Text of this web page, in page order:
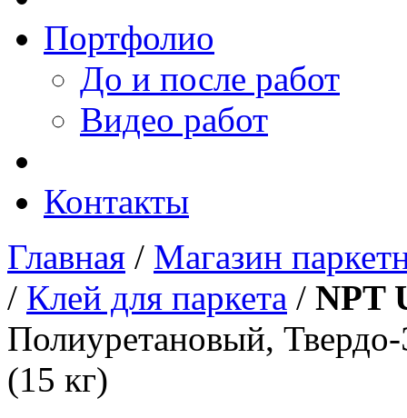
Портфолио
До и после работ
Видео работ
Контакты
Главная / Магазин
/ Клей для паркета / NPT
Полиуретановый,
(15 кг)